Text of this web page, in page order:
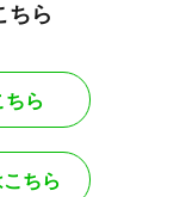
ちら
ちら
ちら